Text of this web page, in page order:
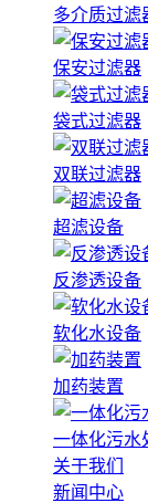
多介质过滤
保安过滤器
袋式过滤器
双联过滤器
超滤设备
反渗透设备
软化水设备
加药装置
一体化污水
关于我们
新闻中心